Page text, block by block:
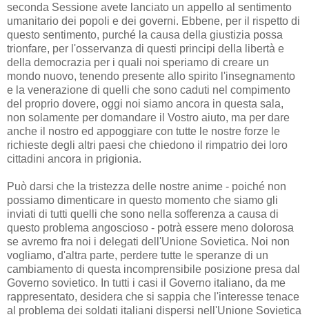
seconda Sessione avete lanciato un appello al sentimento
umanitario dei popoli e dei governi. Ebbene, per il rispetto di
questo sentimento, purché la causa della giustizia possa
trionfare, per l'osservanza di questi principi della libertà e
della democrazia per i quali noi speriamo di creare un
mondo nuovo, tenendo presente allo spirito l'insegnamento
e la venerazione di quelli che sono caduti nel compimento
del proprio dovere, oggi noi siamo ancora in questa sala,
non solamente per domandare il Vostro aiuto, ma per dare
anche il nostro ed appoggiare con tutte le nostre forze le
richieste degli altri paesi che chiedono il rimpatrio dei loro
cittadini ancora in prigionia.
Può darsi che la tristezza delle nostre anime - poiché non
possiamo dimenticare in questo momento che siamo gli
inviati di tutti quelli che sono nella sofferenza a causa di
questo problema angoscioso - potrà essere meno dolorosa
se avremo fra noi i delegati dell'Unione Sovietica. Noi non
vogliamo, d'altra parte, perdere tutte le speranze di un
cambiamento di questa incomprensibile posizione presa dal
Governo sovietico. In tutti i casi il Governo italiano, da me
rappresentato, desidera che si sappia che l'interesse tenace
al problema dei soldati italiani dispersi nell'Unione Sovietica